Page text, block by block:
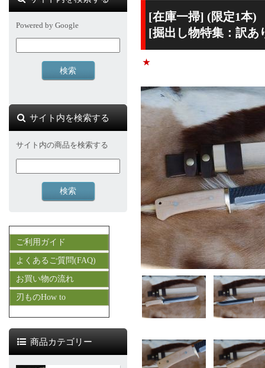
[在庫一掃] (限定1本)
[掘出し物特集：訳あ
★
Powered by Google
サイト内を検索する
サイト内の商品を検索する
ご利用ガイド
よくあるご質問(FAQ)
お買い物の流れ
刃ものHow to
商品カテゴリー